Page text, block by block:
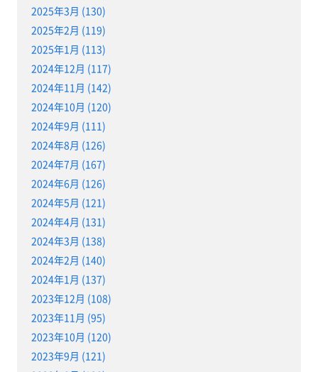
2025年3月 (130)
2025年2月 (119)
2025年1月 (113)
2024年12月 (117)
2024年11月 (142)
2024年10月 (120)
2024年9月 (111)
2024年8月 (126)
2024年7月 (167)
2024年6月 (126)
2024年5月 (121)
2024年4月 (131)
2024年3月 (138)
2024年2月 (140)
2024年1月 (137)
2023年12月 (108)
2023年11月 (95)
2023年10月 (120)
2023年9月 (121)